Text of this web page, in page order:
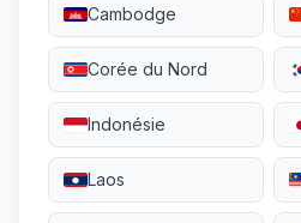
Cambodge
Corée du Nord
Indonésie
Laos